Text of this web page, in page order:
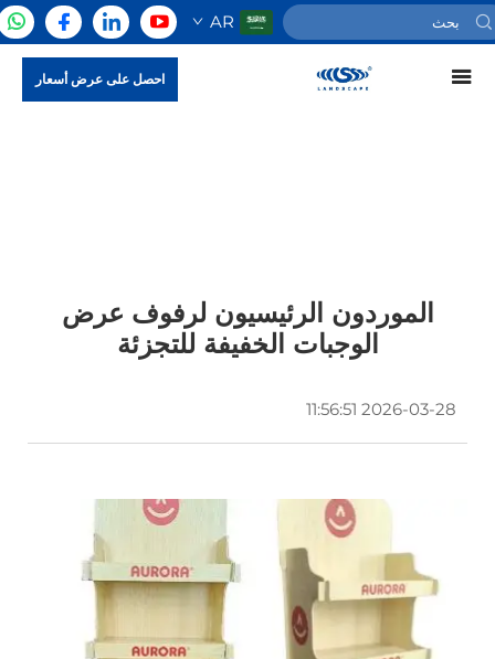
AR
احصل على عرض أسعار
الموردون الرئيسيون لرفوف عرض
الوجبات الخفيفة للتجزئة
2026-03-28 11:56:51